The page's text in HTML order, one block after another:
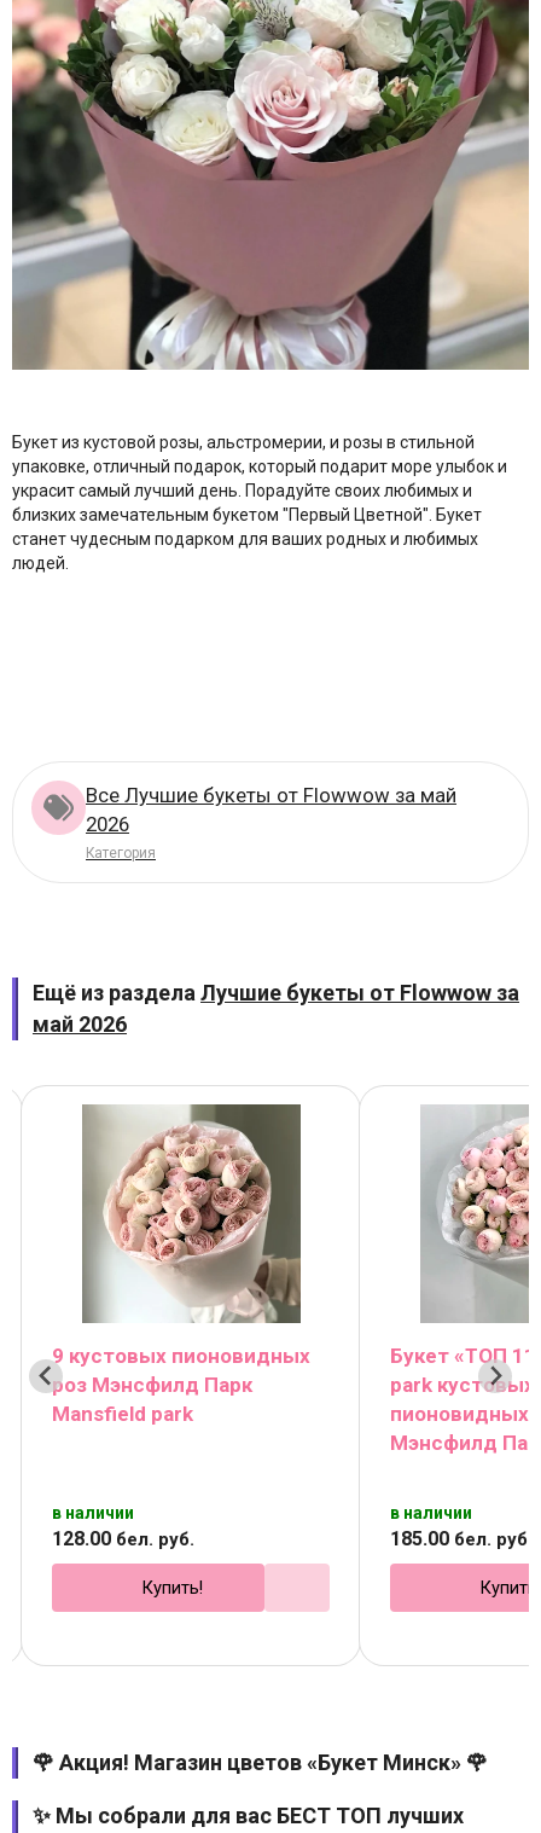
Букет из кустовой розы, альстромерии, и розы в стильной
упаковке, отличный подарок, который подарит море улыбок и
украсит самый лучший день. Порадуйте своих любимых и
близких замечательным букетом "Первый Цветной". Букет
станет чудесным подарком для ваших родных и любимых
людей.
Все Лучшие букеты от Flowwow за май
2026
Категория
Ещё из разделаЛучшие букеты от Flowwow за
май 2026
9 кустовых пионовидных
роз Мэнсфилд Парк
Mansfield park
в наличии
128.00 бел. руб.
Купить!
Букет «ТОП
park кустовых
пионовидных
Мэнсфилд
в наличии
185.00 бел. руб.
Купить!
🌹 Акция! Магазин цветов «Букет Минск» 🌹
✨ Мы собрали для вас БЕСТ ТОП лучших